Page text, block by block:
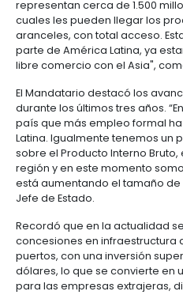
Cacao
y
derivados
Forestal
Frutas
y
verduras
renovable
Hidrógeno
verde
Salud
y
ciencias
Cosméticos
y
cuidado
Farmacéutica
Infraestructura
Infraestructura
Agua
y
saneamiento
social
Manufacturas
Manufacturas
Aeronáutica
Astilleros
Automotriz
Tecnología
y
creatividad
y
creatividad
sectores
Otros
2.
Régimen
corporativo
3.
Cumplimiento
y
gobierno
corporativo
4.
Derecho
laboral
Buscador
de
oportunidades
Inversionista
Empresario
colombiano
Directorio
de
servicios
Recursos
de
información
Mapa
proyectos
por
región
El Presidente de
desde que asumió la
como objetivo poner en
"Y desde entonces a
Hoy tenemos tratados
representan cerca de
cuales les pueden
aranceles, con total
libre comercio con el
El Mandatario destacó
durante los últimos tres